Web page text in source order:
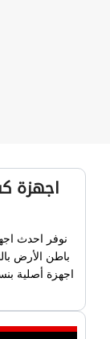
اجهزة
نوفر احدث
باطن الأرض